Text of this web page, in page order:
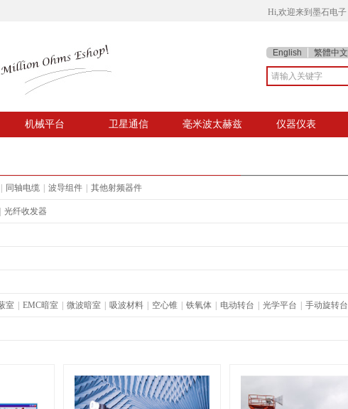
Hi,欢迎来到墨石电子
English 繁體中文
机械平台 卫星通信 毫米波太赫兹 仪器仪表
同轴电缆 波导组件 其他射频器件
光纤收发器
室 EMC暗室 微波暗室 吸波材料 空心锥 铁氧体 电动转台 光学平台 手动旋转台